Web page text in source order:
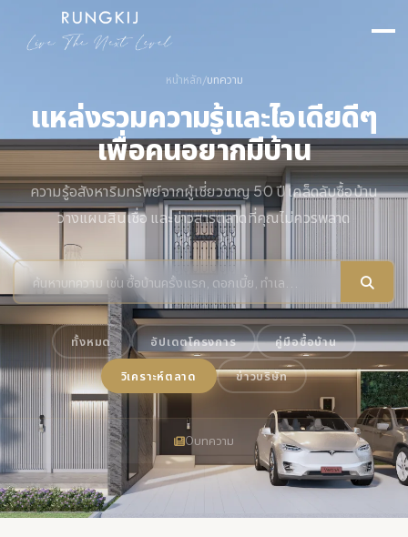
หน้าหลัก/บทความ
แหล่งรวมความรู้และไอเดียดีๆ
เพื่อคนอยากมีบ้าน
ความรู้อสังหาริมทรัพย์จากผู้เชี่ยวชาญ 50 ปี เคล็ดลับซื้อบ้าน
วางแผนสินเชื่อ และข่าวสารตลาดที่คุณไม่ควรพลาด
ทั้งหมด อัปเดตโครงการ คู่มือซื้อบ้าน
วิเคราะห์ตลาด ข่าวบริษัท
0บทความ